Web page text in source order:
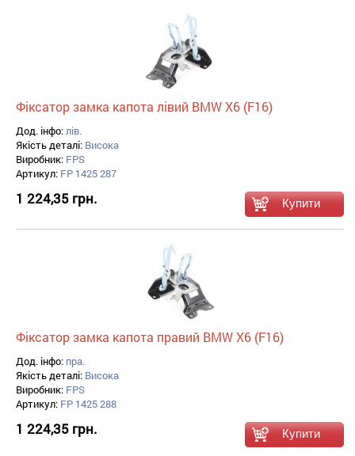
Фіксатор замка капота лівий BMW X6 (F16)
Дод. інфо:лів.
Якість деталі: Висока
Виробник: FPS
Артикул: FP 1425 287
1 224,35 грн.
Фіксатор замка капота правий BMW X6 (F16)
Дод. інфо: пра.
Якість деталі: Висока
Виробник: FPS
Артикул: FP 1425 288
1 224,35 грн.